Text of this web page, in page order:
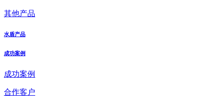
其他产品
水盾产品
成功案例
成功案例
合作客户